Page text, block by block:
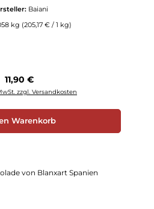
Baiani
kg (205,17 € / 1 kg)
Regulärer Preis:
11,90 €
zzgl. Versandkosten
Warenkorb